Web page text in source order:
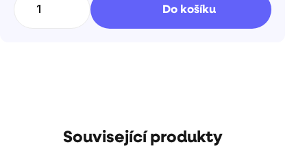
Do košíku
Související produkty